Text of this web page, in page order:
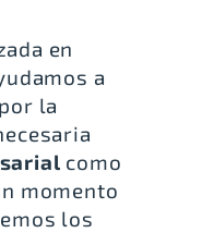
en
a
la
como
momento
los